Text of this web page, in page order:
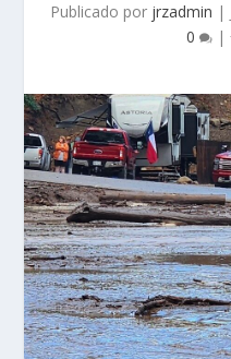
Publicado por jrzadmin |
0
|